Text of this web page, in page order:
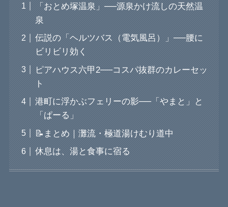
「おとめ塚温泉」──源泉かけ流しの天然温
泉
伝説の「ヘルツバス（電気風呂）」──腰に
ビリビリ効く
ピアハウス六甲2──コスパ抜群のカレーセッ
ト
港町に浮かぶフェリーの影──「やまと」と
「ぱーる」
📝まとめ｜灘流・極道湯けむり道中
休息は、湯と食事に宿る